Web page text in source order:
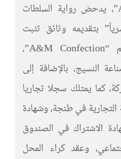
“A&M Confection”، يدحض رواية السلطات
بتقديمه وثائق تثبت
تسجيل الشركة باسم “A&M Confection”،
النسيج، بالإضافة إلى
كما يمتلك سجلا تجاريا
في طنجة، وشهادة
الاشتراك في الصندوق
وعقد كراء المحل